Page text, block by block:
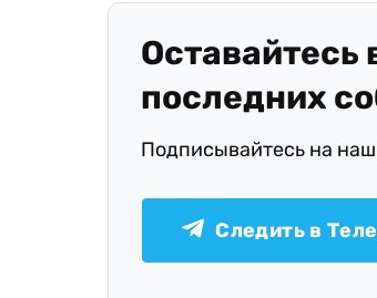
Оставайтесь
последних
Подписывайтесь на наш
Следить в